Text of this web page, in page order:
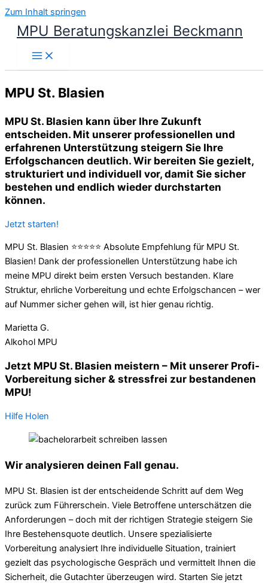
Zum Inhalt springen
MPU Beratungskanzlei Beckmann
MPU St. Blasien
MPU St. Blasien kann über Ihre Zukunft
entscheiden. Mit unserer professionellen und
erfahrenen Unterstützung steigern Sie Ihre
Erfolgschancen deutlich. Wir bereiten Sie gezielt,
strukturiert und individuell vor, damit Sie sicher
bestehen und endlich wieder durchstarten
können.
Jetzt starten!
MPU St. Blasien ⭐⭐⭐⭐⭐ Absolute Empfehlung für MPU St.
Blasien! Dank der professionellen Unterstützung habe ich
meine MPU direkt beim ersten Versuch bestanden. Klare
Struktur, ehrliche Vorbereitung und echte Erfolgschancen – wer
auf Nummer sicher gehen will, ist hier genau richtig.
Marietta G.
Alkohol MPU
Jetzt MPU St. Blasien meistern – Mit unserer Profi-
Vorbereitung sicher & stressfrei zur bestandenen
MPU!
Hilfe Holen
Wir analysieren deinen Fall genau.
MPU St. Blasien ist der entscheidende Schritt auf dem Weg
zurück zum Führerschein. Viele Betroffene unterschätzen die
Anforderungen – doch mit der richtigen Strategie steigern Sie
Ihre Bestehensquote deutlich. Unsere spezialisierte
Vorbereitung analysiert Ihre individuelle Situation, trainiert
gezielt das psychologische Gespräch und vermittelt Ihnen die
Sicherheit, die Gutachter überzeugen wird. Starten Sie jetzt